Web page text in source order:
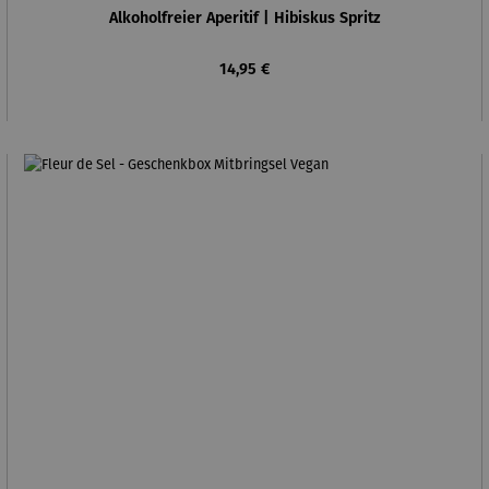
Alkoholfreier Aperitif | Hibiskus Spritz
Regulärer Preis:
14,95 €